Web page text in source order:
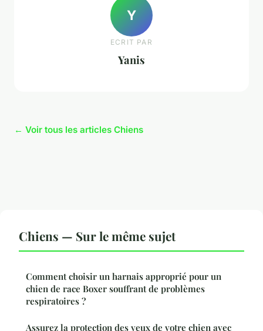
Y
ECRIT PAR
Yanis
← Voir tous les articles Chiens
Chiens — Sur le même sujet
Comment choisir un harnais approprié pour un
chien de race Boxer souffrant de problèmes
respiratoires ?
Assurez la protection des yeux de votre chien avec